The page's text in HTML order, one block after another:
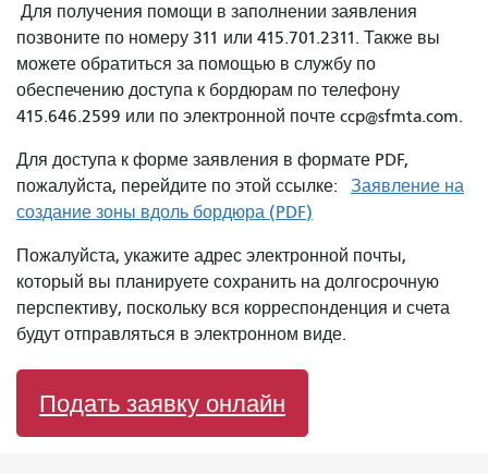
Для получения помощи в заполнении заявления
позвоните по номеру 311 или 415.701.2311. Также вы
можете обратиться за помощью в службу по
обеспечению доступа к бордюрам по телефону
415.646.2599 или по электронной почте ccp@sfmta.com.
Для доступа к форме заявления в формате PDF,
пожалуйста, перейдите по этой ссылке: Заявление на
создание зоны вдоль бордюра (PDF)
Пожалуйста, укажите адрес электронной почты,
который вы планируете сохранить на долгосрочную
перспективу, поскольку вся корреспонденция и счета
будут отправляться в электронном виде.
Подать заявку онлайн